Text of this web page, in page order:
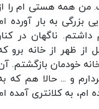
همه هستی ام را از
به بار آورده ام
ناگهان در کنار
ظهر از خانه برو که
خودمان بازگشتم. آن
و ... حالا هم که به
به کلانتری آمده ام